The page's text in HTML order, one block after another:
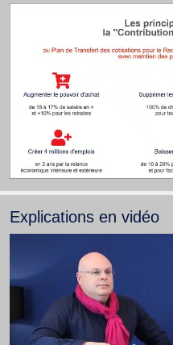
Explications en vidéo